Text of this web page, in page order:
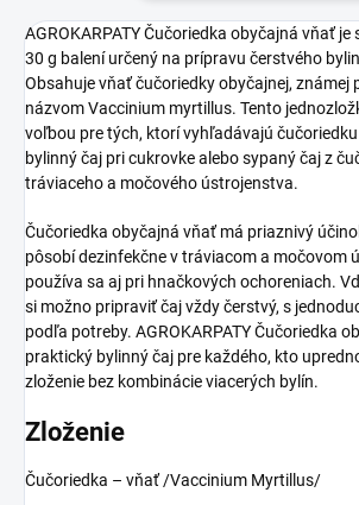
AGROKARPATY Čučoriedka obyčajná vňať
30 g balení určený na prípravu čerstvého
Obsahuje vňať čučoriedky obyčajnej, známej
názvom Vaccinium myrtillus. Tento
voľbou pre tých, ktorí vyhľadávajú
bylinný čaj pri cukrovke alebo sypaný čaj z
tráviaceho a močového ústrojenstva.
Čučoriedka obyčajná vňať má priaznivý
pôsobí dezinfekčne v tráviacom a močovom
používa sa aj pri hnačkových ochoreniach.
si možno pripraviť čaj vždy čerstvý, s
podľa potreby. AGROKARPATY Čučoriedka
praktický bylinný čaj pre každého, kto
zloženie bez kombinácie viacerých bylín.
Zloženie
Čučoriedka – vňať /Vaccinium Myrtillus/